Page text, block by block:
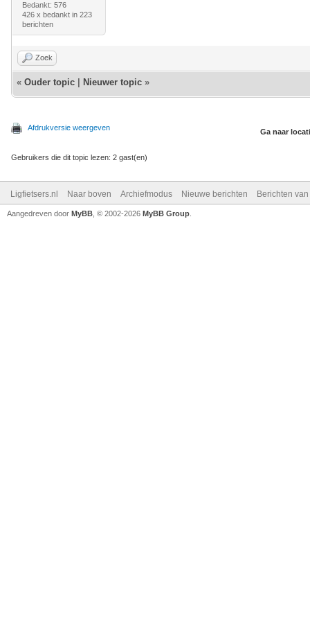
Bedankt: 576
426 x bedankt in 223
berichten
Zoek
« Ouder topic Nieuwer topic »
Afdrukversie weergeven Ga naar
Gebruikers die dit topic lezen: 2 gast(en)
Ligfietsers.nl Naar boven Archiefmodus Nieuwe berichten Berichten
Aangedreven door MyBB , © 2002-2026 MyBB Group